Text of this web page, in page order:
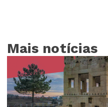
Mais notícias